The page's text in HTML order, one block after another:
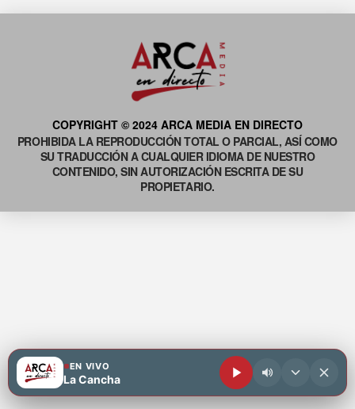
COPYRIGHT © 2024 ARCA MEDIA EN DIRECTO
PROHIBIDA LA REPRODUCCIÓN TOTAL O PARCIAL, ASÍ COMO
SU TRADUCCIÓN A CUALQUIER IDIOMA DE NUESTRO
CONTENIDO, SIN AUTORIZACIÓN ESCRITA DE SU
PROPIETARIO.
EN VIVO
La Cancha